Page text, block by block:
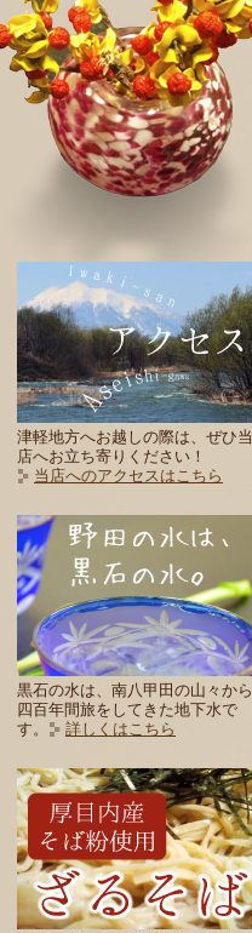
津軽地方へお越しの際は、ぜひ当
店へお立ち寄りください！
当店へのアクセスはこちら
黒石の水は、南八甲田の山々から
四百年間旅をしてきた地下水で
す。
詳しくはこちら